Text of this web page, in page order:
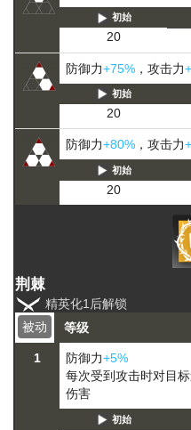
初始
20
防御力+75% ，攻击力
初始
20
防御力+80% ，攻击力
初始
20
荆棘
精英化1后解锁
被动
等级
1 防御力+5%
每次受到攻击时对目
伤害
初始